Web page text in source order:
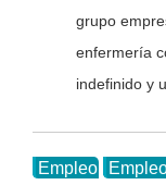
grupo
enfermería
indefinido y
Empleo